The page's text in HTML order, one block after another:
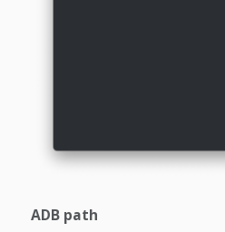
ADB path